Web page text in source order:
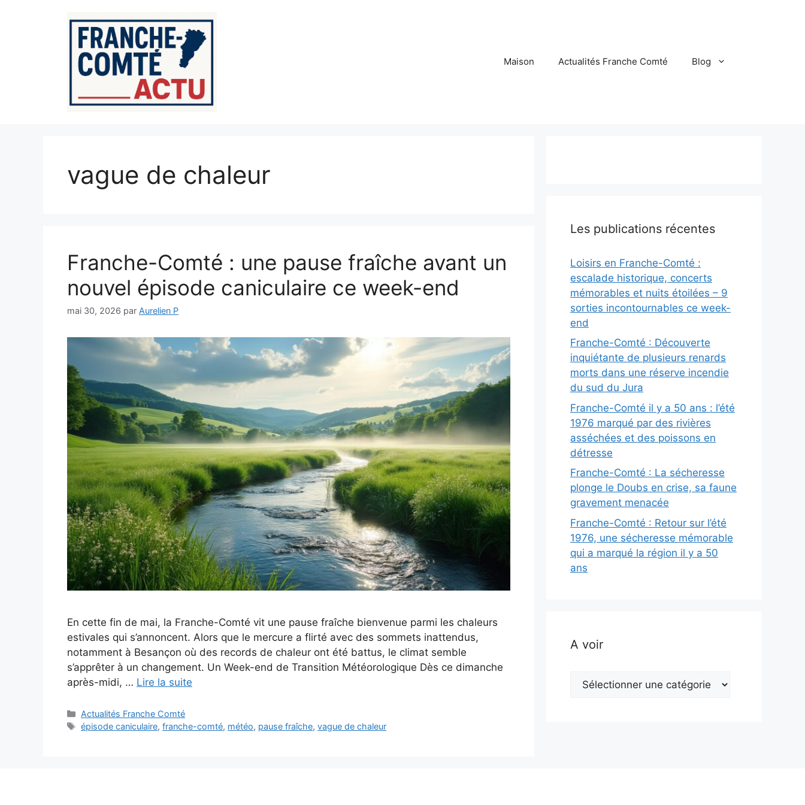
Maison Actualités Franche Comté Blog
vague de chaleur
Franche-Comté : une pause fraîche avant un
nouvel épisode caniculaire ce week-end
mai 30, 2026 par Aurelien P
En cette fin de mai, la Franche-Comté vit une pause fraîche bienvenue parmi les chaleurs
estivales qui s’annoncent. Alors que le mercure a flirté avec des sommets inattendus,
notamment à Besançon où des records de chaleur ont été battus, le climat semble
s’apprêter à un changement. Un Week-end de Transition Météorologique Dès ce dimanche
après-midi, … Lire la suite
Catégories
Actualités Franche Comté
Étiquettes
épisode caniculaire,franche-comté, météo, pause fraîche,vague de chaleur
Les publications récentes
Loisirs en Franche-Comté :
escalade historique, concerts
mémorables et nuits étoilées – 9
sorties incontournables ce week-
end
Franche-Comté : Découverte
inquiétante de plusieurs renards
morts dans une réserve incendie
du sud du Jura
Franche-Comté il y a 50 ans : l’été
1976 marqué par des rivières
asséchées et des poissons en
détresse
Franche-Comté : La sécheresse
plonge le Doubs en crise, sa faune
gravement menacée
Franche-Comté : Retour sur l’été
1976, une sécheresse mémorable
qui a marqué la région il y a 50
ans
A voir
voir